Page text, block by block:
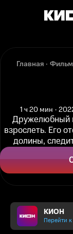
Главная
1 ч 20 мин
Дружелюбный
взрослеть. Его
долины,
КИОН
Перейти